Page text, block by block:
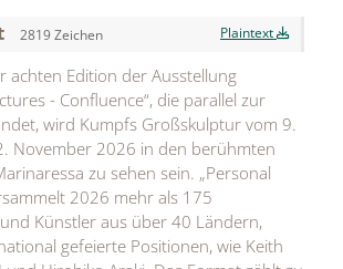
2819 Zeichen Plaintext
achten Edition der Ausstellung
- Confluence“, die parallel zur
wird Kumpfs Großskulptur vom 9.
November 2026 in den berühmten
zu sehen sein. „Personal
2026 mehr als 175
Künstler aus über 40 Ländern,
gefeierte Positionen, wie Keith